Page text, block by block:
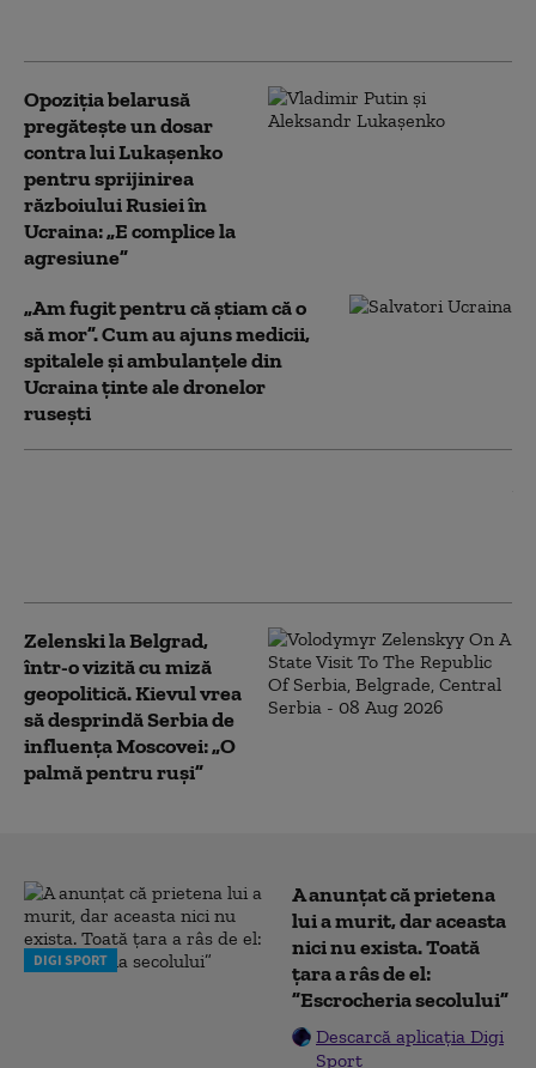
Opoziția belarusă
pregătește un dosar
contra lui Lukașenko
pentru sprijinirea
războiului Rusiei în
Ucraina: „E complice la
agresiune”
„Am fugit pentru că știam că o
să mor”. Cum au ajuns medicii,
spitalele și ambulanțele din
Ucraina ținte ale dronelor
rusești
Zelenski la Belgrad,
într-o vizită cu miză
geopolitică. Kievul vrea
să desprindă Serbia de
influența Moscovei: „O
palmă pentru ruși”
DIGI SPORT
A anunțat că prietena
lui a murit, dar aceasta
nici nu exista. Toată
țara a râs de el:
”Escrocheria secolului”
Descarcă aplicația Digi
Sport